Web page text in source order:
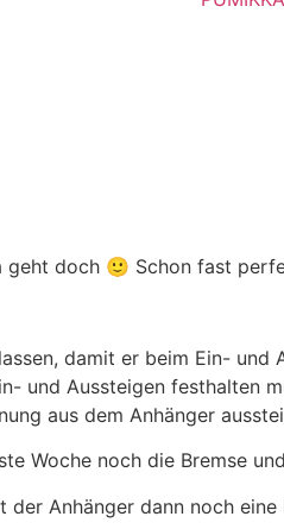
geht doch 🙂 Schon fast
damit er beim Ein-
und Aussteigen festhalten
aus dem Anhänger
Woche noch die Bremse
der Anhänger dann noch